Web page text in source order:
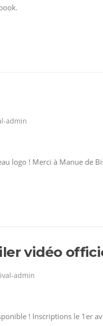
admin
logo ! Merci à Manue
vidéo
admin
! Inscriptions le 1er